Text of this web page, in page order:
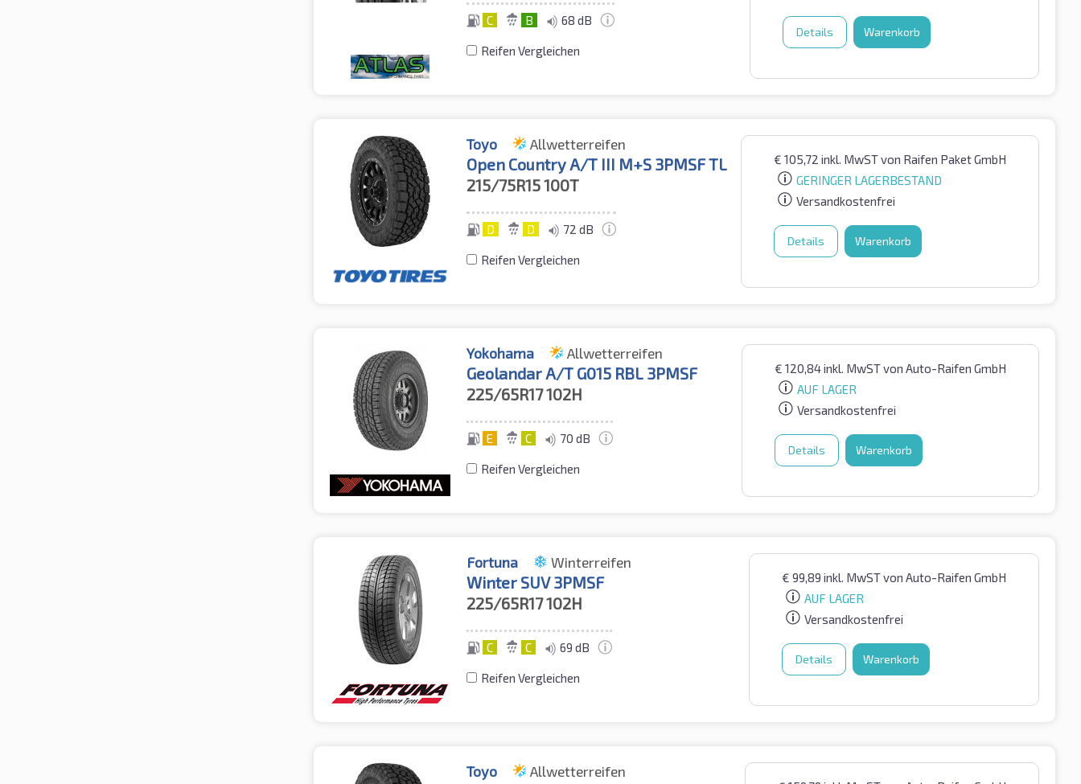
C B 68 dB
Reifen Vergleichen
Details Warenkorb
Toyo Allwetterreifen
Open Country A/T III M+S 3PMSF TL
215/75R15100T
D D 72 dB
Reifen Vergleichen
€ 105,72 inkl. MwSTvon Raifen Paket GmbH
GERINGER LAGERBESTAND
Versandkostenfrei
Details Warenkorb
Yokohama Allwetterreifen
Geolandar A/T G015 RBL 3PMSF
225/65R17102H
E C 70 dB
Reifen Vergleichen
€ 120,84inkl. MwSTvon Auto-Raifen GmbH
AUF LAGER
Versandkostenfrei
Details Warenkorb
Fortuna Winterreifen
Winter SUV 3PMSF
225/65R17102H
C C 69 dB
Reifen Vergleichen
€ 99,89 inkl. MwSTvon Auto-Raifen GmbH
AUF LAGER
Versandkostenfrei
Details Warenkorb
Toyo Allwetterreifen